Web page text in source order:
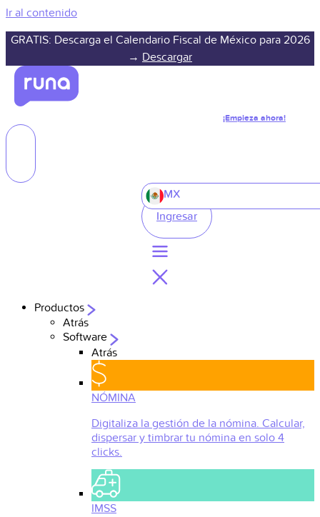
Ir al contenido
GRATIS: Descarga el Calendario Fiscal de México para 2026
→ Descargar
¡Empieza ahora!
MX
Ingresar
Productos
Atrás
Software
Atrás
NÓMINA
Digitaliza la gestión de la nómina. Calcular,
dispersar y timbrar tu nómina en solo 4
clicks.
IMSS